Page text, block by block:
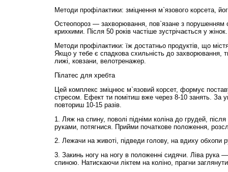
Методи профілактики: зміцнення м`язового корсета,
Остеопороз — захворювання, пов`язане з порушенням
крихкими. Після 50 років частіше зустрічається у жінок.
Методи профілактики: їж достатньо продуктів, що
Якщо у тебе є спадкова схильність до захворювання,
лижі, ковзани, велотренажер.
Пілатес для хребта
Цей комплекс зміцнює м`язовий корсет, формує
стресом. Ефект ти помітиш вже через 8-10 занять. За
повториш 10-15 разів.
1. Ляж на спину, поволі підніми коліна до грудей,
руками, потягнися. Прийми початкове положення,
2. Лежачи на животі, підведи голову, на вдиху обхопи
3. Закинь ногу на ногу в положенні сидячи. Ліва рука
спиною. Натискаючи ліктем на коліно, прагни